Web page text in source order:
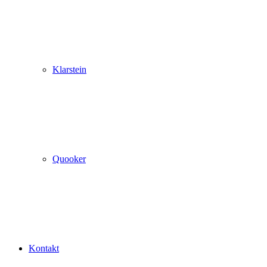
Klarstein
Quooker
Kontakt